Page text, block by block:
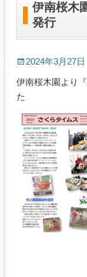
伊南桜木
発行
2024年3月27日
伊南桜木園より
た